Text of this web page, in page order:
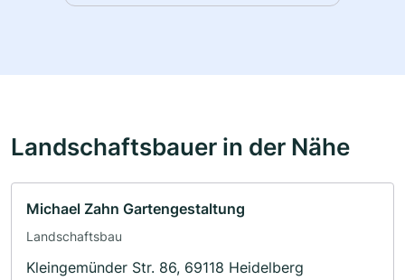
Landschaftsbauer in der Nähe
Michael Zahn Gartengestaltung
Landschaftsbau
Kleingemünder Str. 86, 69118 Heidelberg